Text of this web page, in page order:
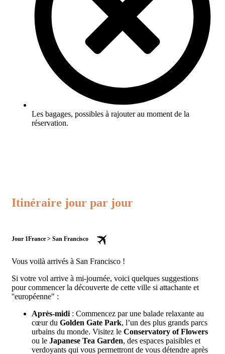
Les bagages, possibles à rajouter au moment de la
réservation.
Itinéraire jour par jour
Jour 1France > San Francisco
Vous voilà arrivés à San Francisco !
Si votre vol arrive à mi-journée, voici quelques suggestions
pour commencer la découverte de cette ville si attachante et
''européenne" :
Après-midi : Commencez par une balade relaxante au
cœur du Golden Gate Park, l’un des plus grands parcs
urbains du monde. Visitez le Conservatory of Flowers
ou le Japanese Tea Garden, des espaces paisibles et
verdoyants qui vous permettront de vous détendre après